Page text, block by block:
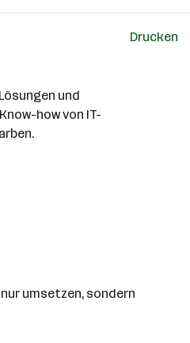
Drucken
und
how von IT-
umsetzen, sondern